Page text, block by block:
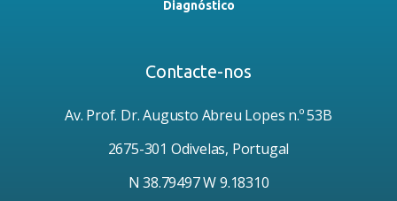
Diagnóstico
Contacte-nos
Av. Prof. Dr. Augusto Abreu Lopes n.º 53B
2675-301 Odivelas, Portugal
N 38.79497 W 9.18310